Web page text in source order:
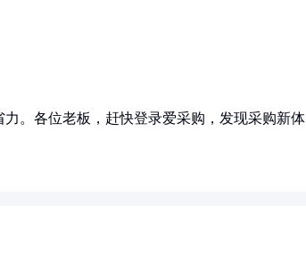
。各位老板，赶快登录爱采购，发现采购新体